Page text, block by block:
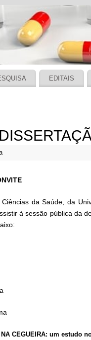
EDITAIS
da Saúde, da
à sessão pública da
CEGUEIRA: um estudo